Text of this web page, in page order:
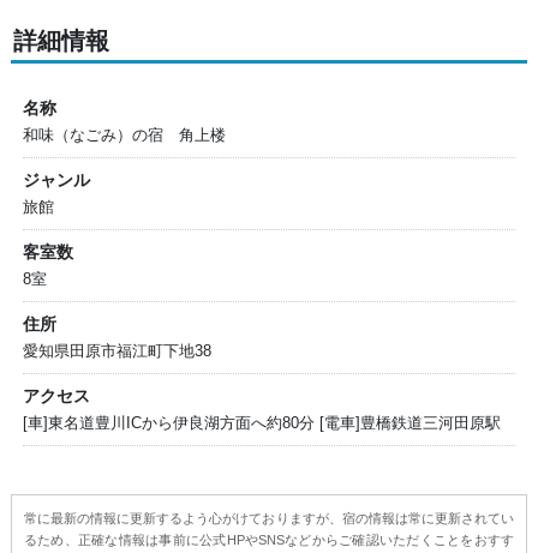
詳細情報
名称
和味（なごみ）の宿 角上楼
ジャンル
旅館
客室数
8室
住所
愛知県田原市福江町下地38
アクセス
[車]東名道豊川ICから伊良湖方面へ約80分 [電車]豊橋鉄道三河田原駅
常に最新の情報に更新するよう心がけておりますが、宿の情報は常に更新されてい
るため、正確な情報は事前に公式HPやSNSなどからご確認いただくことをおすす